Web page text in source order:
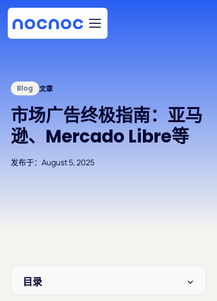
Blog 文章
市场广告终极指南：亚马
逊、Mercado Libre等
发布于：August 5, 2025
目录